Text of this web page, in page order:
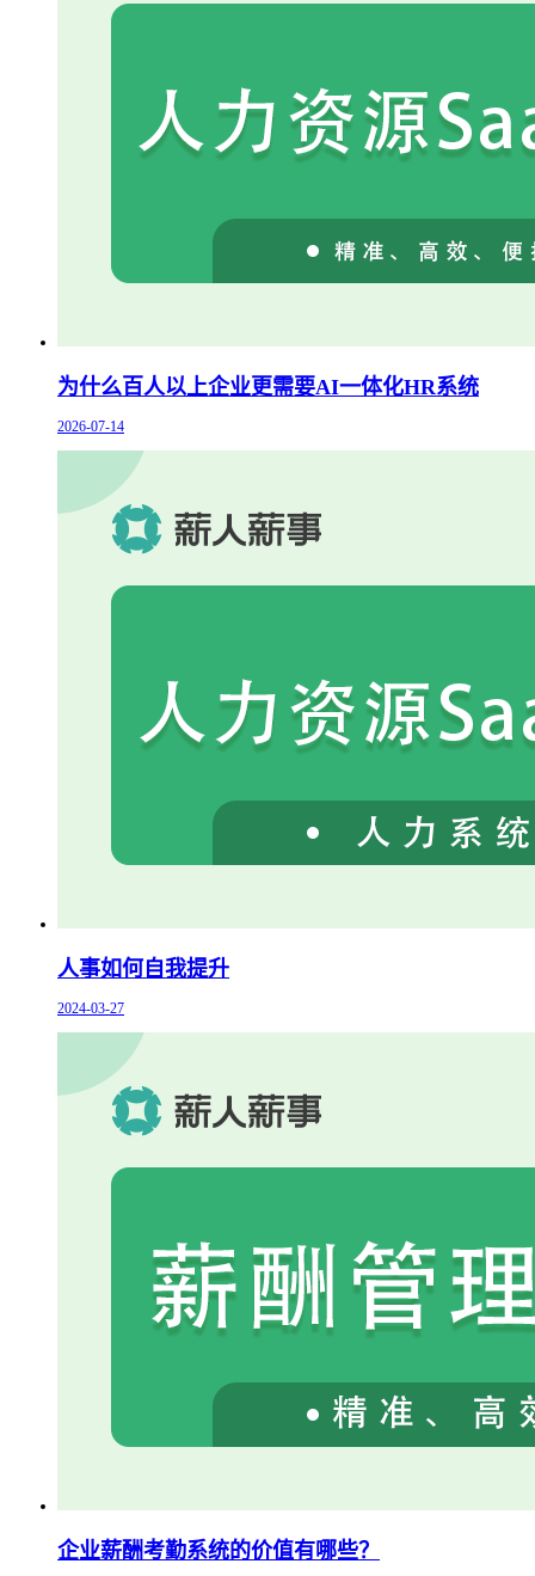
为什么百人以上企业更需要AI一体化HR系统
2026-07-14
人事如何自我提升
2024-03-27
企业薪酬考勤系统的价值有哪些？